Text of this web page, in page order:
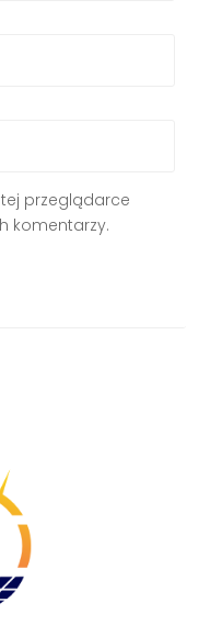
przeglądarce
komentarzy.